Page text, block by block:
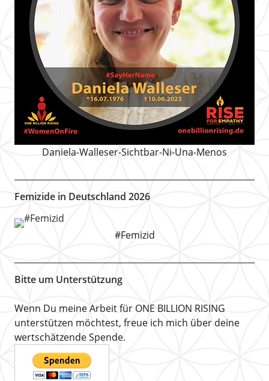
Daniela-Walleser-Sichtbar-Ni-Una-Menos
Femizide in Deutschland 2026
#Femizid
Bitte um Unterstützung
Wenn Du meine Arbeit für ONE BILLION RISING
unterstützen möchtest, freue ich mich über deine
wertschätzende Spende.